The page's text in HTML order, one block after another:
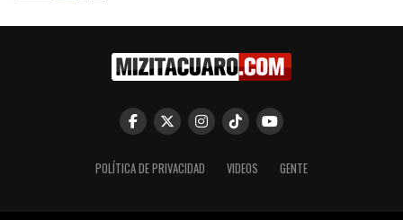
En "Congreso"
RELATED TOPICS:
Emma Rivera convoca a la unidad en Michoacán para
POLÍTICA DE PRIVACIDAD VIDEOS GENTE